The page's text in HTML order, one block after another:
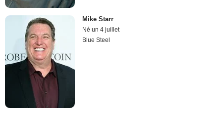
Mike Starr
Né un 4 juillet
Blue Steel